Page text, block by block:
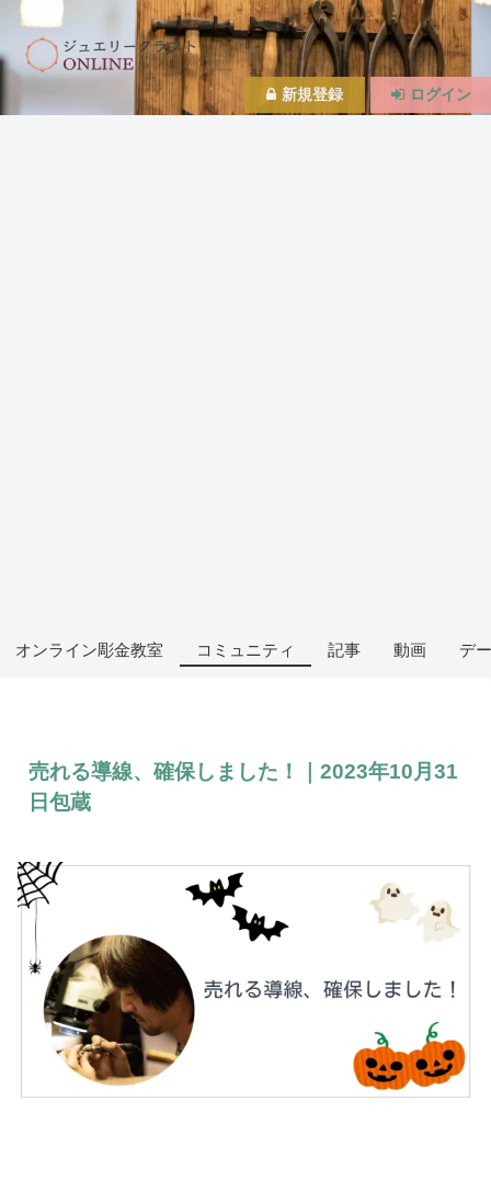
オンライン彫金教室 コミュニティ 記事 動画 デ
売れる導線、確保しました！｜2023年10月31
日包蔵
新規登録 ログイン